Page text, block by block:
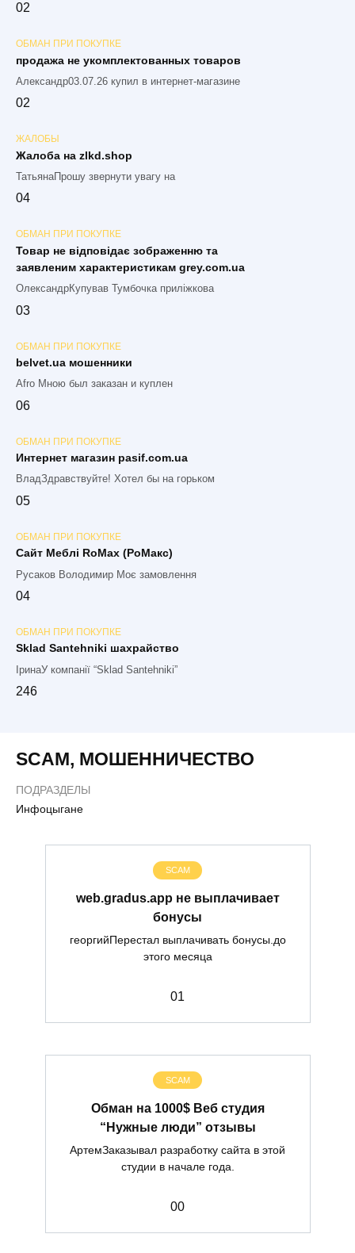
02
ОБМАН ПРИ ПОКУПКЕ
продажа не укомплектованных товаров
Александр03.07.26 купил в интернет-магазине
02
ЖАЛОБЫ
Жалоба на zlkd.shop
ТатьянаПрошу звернути увагу на
04
ОБМАН ПРИ ПОКУПКЕ
Товар не відповідає зображенню та
заявленим характеристикам grey.com.ua
ОлександрКупував Тумбочка приліжкова
03
ОБМАН ПРИ ПОКУПКЕ
belvet.ua мошенники
Afro Мною был заказан и куплен
06
ОБМАН ПРИ ПОКУПКЕ
Интернет магазин pasif.com.ua
ВладЗдравствуйте! Хотел бы на горьком
05
ОБМАН ПРИ ПОКУПКЕ
Сайт Меблі RoMax (РоМакс)
Русаков Володимир Моє замовлення
04
ОБМАН ПРИ ПОКУПКЕ
Sklad Santehniki шахрайство
ІринаУ компанії “Sklad Santehniki”
246
SCAM, МОШЕННИЧЕСТВО
ПОДРАЗДЕЛЫ
Инфоцыгане
SCAM
web.gradus.app не выплачивает
бонусы
георгийПерестал выплачивать бонусы.до
этого месяца
01
SCAM
Обман на 1000$ Веб студия
“Нужные люди” отзывы
АртемЗаказывал разработку сайта в этой
студии в начале года.
00